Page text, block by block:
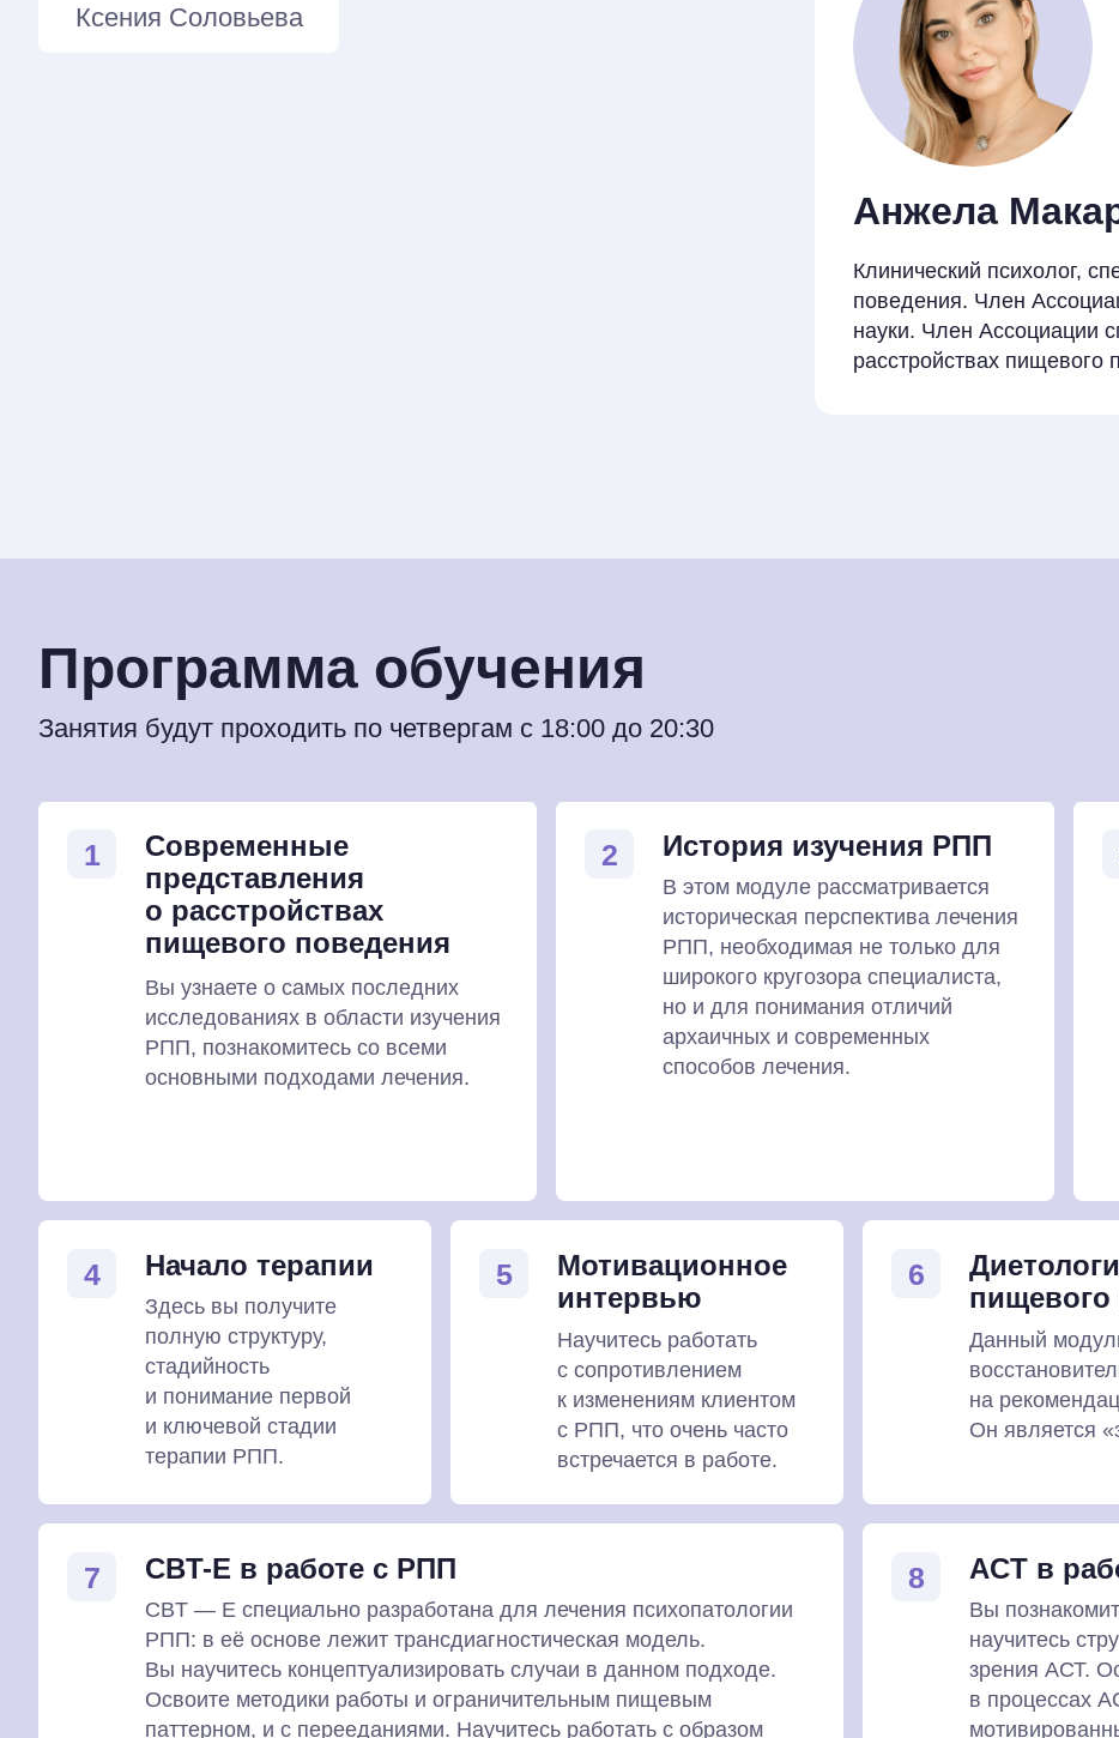
Ксения Соловьева
Анжела
Клинический психолог,
поведения. Член
науки. Член Ассоциации
расстройствах пищевого
Программа обучения
Занятия будут проходить по четвергам c 18:00 до 20:30
1
Современные
представления
о расстройствах
пищевого поведения
Вы узнаете о самых последних
исследованиях в области изучения
РПП, познакомитесь со всеми
основными подходами лечения.
2 История изучения РПП
В этом модуле рассматривается
историческая перспектива лечения
РПП, необходимая не только для
широкого кругозора специалиста,
но и для понимания отличий
архаичных и современных
способов лечения.
4 Начало терапии
Здесь вы получите
полную структуру,
стадийность
и понимание первой
и ключевой стадии
терапии РПП.
5
Мотивационное
интервью
Научитесь работать
с сопротивлением
к изменениям клиентом
с РПП, что очень часто
встречается в работе.
6
пищевого
Данный
на
Он является
8 ACT в
Вы
научитесь
зрения АСТ.
в процессах
СBT-E в работе с РПП
CBT — E специально разработана для лечения психопатологии
РПП: в её основе лежит трансдиагностическая модель.
Вы научитесь концептуализировать случаи в данном подходе.
Освоите методики работы и ограничительным пищевым
паттерном, и с перееданиями. Научитесь работать с образом
7